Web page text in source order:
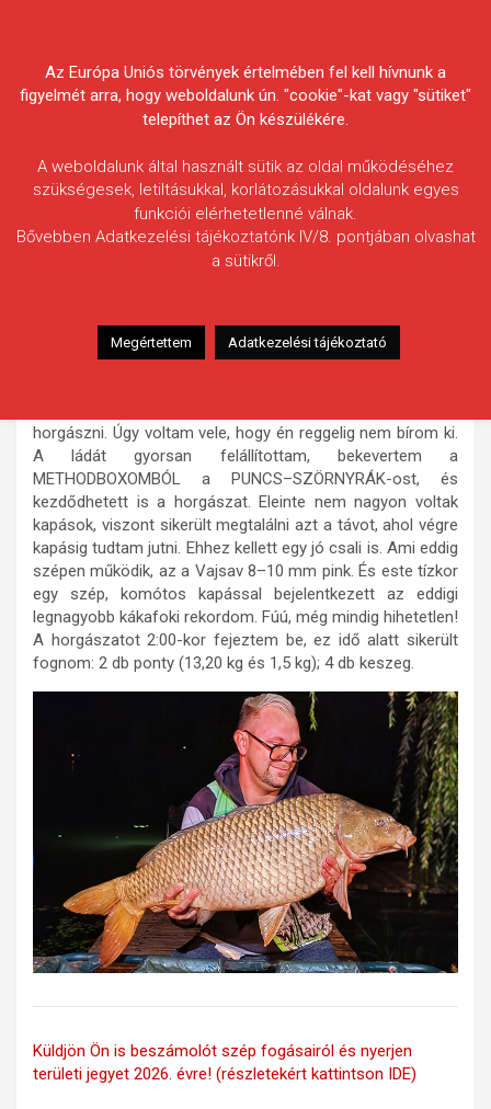
Egyesületek Szövetsége
Csönge Roland
Halfaj: Ponty
Fogott hal adatai: 13,20 kg
horgászni. Úgy voltam vele, hogy én reggelig nem bírom ki.
A ládát gyorsan felállítottam, bekevertem a
METHODBOXOMBÓL a PUNCS–SZÖRNYRÁK-ost, és
kezdődhetett is a horgászat. Eleinte nem nagyon voltak
kapások, viszont sikerült megtalálni azt a távot, ahol végre
kapásig tudtam jutni. Ehhez kellett egy jó csali is. Ami eddig
szépen működik, az a Vajsav 8–10 mm pink. És este tízkor
egy szép, komótos kapással bejelentkezett az eddigi
legnagyobb kákafoki rekordom. Fúú, még mindig hihetetlen!
A horgászatot 2:00-kor fejeztem be, ez idő alatt sikerült
fognom: 2 db ponty (13,20 kg és 1,5 kg); 4 db keszeg.
Küldjön Ön is beszámolót szép fogásairól és nyerjen
területi jegyet 2026. évre! (részletekért kattintson IDE)
Az Európa Uniós törvények értelmében fel kell hívnunk a
figyelmét arra, hogy weboldalunk ún. "cookie"-kat vagy "sütiket"
telepíthet az Ön készülékére.
A weboldalunk által használt sütik az oldal működéséhez
szükségesek, letiltásukkal, korlátozásukkal oldalunk egyes
funkciói elérhetetlenné válnak.
Bővebben Adatkezelési tájékoztatónk IV/8. pontjában olvashat
a sütikről.
Megértettem Adatkezelési tájékoztató